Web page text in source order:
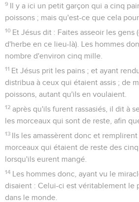
9 Il y a ici un petit garçon qui a cinq
poissons ; mais qu'est-ce que cela
10 Et Jésus dit : Faites asseoir les gens
d'herbe en ce lieu-là). Les hommes
nombre d'environ cinq mille.
11 Et Jésus prit les pains ; et ayant
distribua à ceux qui étaient assis ; de
poissons, autant qu'ils en voulaient.
12 après qu'ils furent rassasiés, il dit à
les morceaux qui sont de reste, afin
13 Ils les amassèrent donc et
morceaux qui étaient de reste des cinq
lorsqu'ils eurent mangé.
14 Les hommes donc, ayant vu le
disaient : Celui-ci est véritablement le
dans le monde.